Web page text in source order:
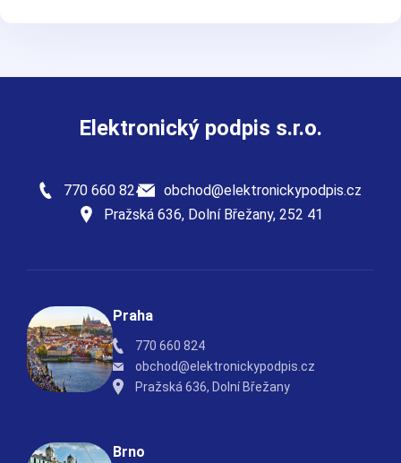
Elektronický podpis s.r.o.
770 660 824
obchod@elektronickypodpis.cz
Pražská 636, Dolní Břežany, 252 41
Praha
770 660 824
obchod@elektronickypodpis.cz
Pražská 636, Dolní Břežany
Brno